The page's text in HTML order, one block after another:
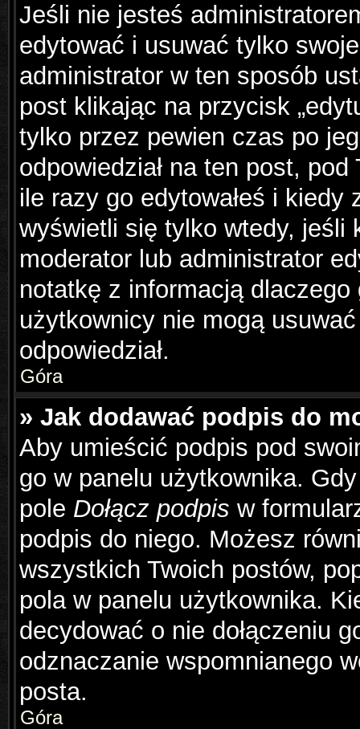
Jeśli nie jesteś
edytować i usuwać tylko
administrator w ten sposób
post klikając na przycisk
tylko przez pewien czas po
odpowiedział na ten post,
ile razy go edytowałeś i kiedy
wyświetli się tylko wtedy, jeśli
moderator lub administrator
notatkę z informacją
użytkownicy nie mogą
odpowiedział.
Góra
» Jak dodawać podpis do
Aby umieścić podpis pod
go w panelu użytkownika.
pole Dołącz podpis w
podpis do niego. Możesz
wszystkich Twoich postów,
pola w panelu użytkownika.
decydować o nie dołączeniu
odznaczanie wspomnianego
posta.
Góra